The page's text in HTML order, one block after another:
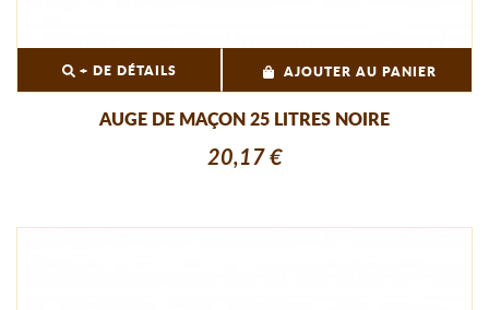
+ DE DÉTAILS AJOUTER AU PANIER
AUGE DE MAÇON 25 LITRES NOIRE
20,17 €